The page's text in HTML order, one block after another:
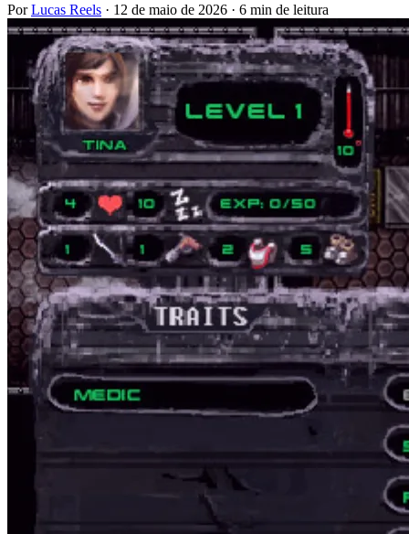
PorLucas Reels · 12 de maio de 2026 · 6 min de leitura